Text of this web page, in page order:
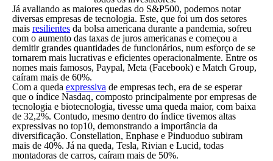
Já avaliando as maiores quedas do S&P500, podemos notar
diversas empresas de tecnologia. Este, que foi um dos setores
mais resilientes da bolsa americana durante a pandemia, sofreu
com o aumento das taxas de juros americanas e começou a
demitir grandes quantidades de funcionários, num esforço de se
tornarem mais lucrativas e eficientes operacionalmente. Entre os
nomes mais famosos, Paypal, Meta (Facebook) e Match Group,
caíram mais de 60%.
Com a queda expressiva de empresas tech, era de se esperar
que o índice Nasdaq, composto principalmente por empresas de
tecnologia e biotecnologia, tivesse uma queda maior, com baixa
de 32,2%. Contudo, mesmo dentro do índice tivemos altas
expressivas no top10, demonstrando a importância da
diversificação. Constellation, Enphase e Pinduoduo subiram
mais de 40%. Já na queda, Tesla, Rivian e Lucid, todas
montadoras de carros, caíram mais de 50%.